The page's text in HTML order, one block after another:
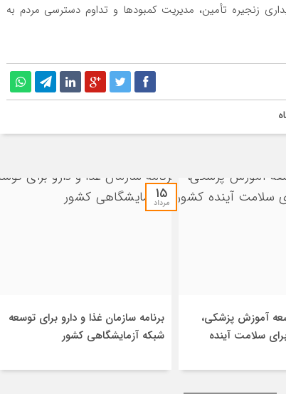
زنجیره تأمین، مدیریت کمبودها و تداوم دسترسی مردم به
آموزش پزشکی،
سلامت آینده
۱۵
مرداد
برنامه سازمان غذا و دارو برای توسعه
شبکه آزمایشگاهی کشور